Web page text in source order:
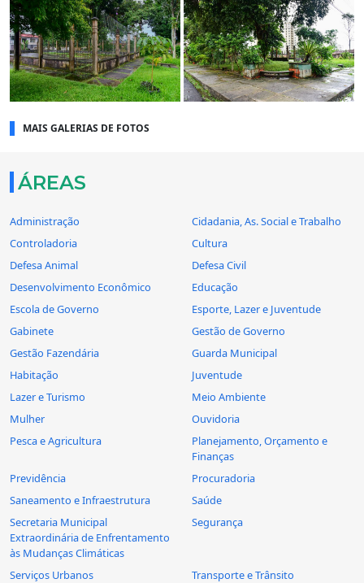
MAIS GALERIAS DE FOTOS
ÁREAS
Administração
Cidadania, As. Social e Trabalho
Controladoria
Cultura
Defesa Animal
Defesa Civil
Desenvolvimento Econômico
Educação
Escola de Governo
Esporte, Lazer e Juventude
Gabinete
Gestão de Governo
Gestão Fazendária
Guarda Municipal
Habitação
Juventude
Lazer e Turismo
Meio Ambiente
Mulher
Ouvidoria
Pesca e Agricultura
Planejamento, Orçamento e
Finanças
Previdência
Procuradoria
Saneamento e Infraestrutura
Saúde
Secretaria Municipal
Extraordinária de Enfrentamento
às Mudanças Climáticas
Segurança
Serviços Urbanos Transporte e Trânsito